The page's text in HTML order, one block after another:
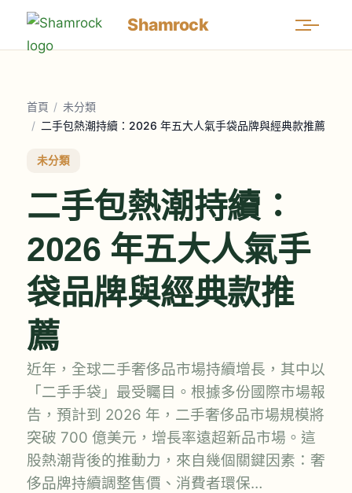
Shamrock
首頁 / 未分類
/ 二手包熱潮持續：2026 年五大人氣手袋品牌與經典款推薦
未分類
二手包熱潮持續：
2026 年五大人氣手
袋品牌與經典款推
薦
近年，全球二手奢侈品市場持續增長，其中以
「二手手袋」最受矚目。根據多份國際市場報
告，預計到 2026 年，二手奢侈品市場規模將
突破 700 億美元，增長率遠超新品市場。這
股熱潮背後的推動力，來自幾個關鍵因素：奢
侈品牌持續調整售價、消費者環保…